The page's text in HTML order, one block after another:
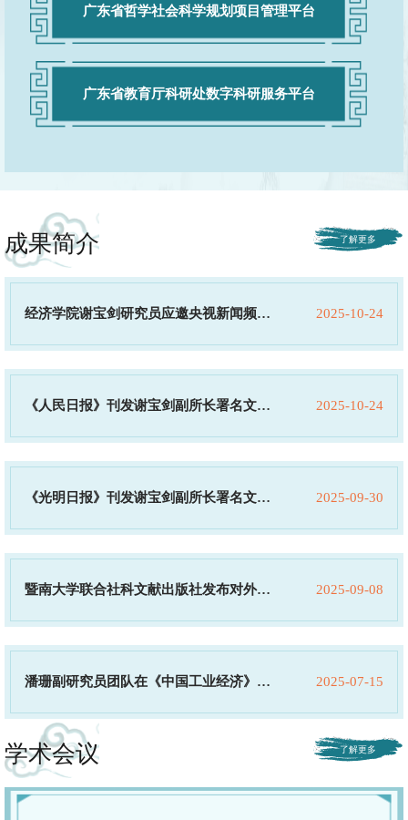
广东省哲学社会科学规划项目管理平台
广东省教育厅科研处数字科研服务平台
广州市社科项目综合业务管理系统
成果简介
经济学院谢宝剑研究员应邀央视新闻频道
广交会直播访谈
2025-10-24
《人民日报》刊发谢宝剑副所长署名文
章：坚持全国一盘棋思想系统性 增强我国
经济发展韧性
2025-10-24
《光明日报》刊发谢宝剑副所长署名文
章：深化粤港澳全面合作 赋能南沙加速发
展
2025-09-30
暨南大学联合社科文献出版社发布对外传
播蓝皮书
2025-09-08
潘珊副研究员团队在《中国工业经济》发
表《人工智能、产业融合与产业结构转型
2025-07-15
学术会议